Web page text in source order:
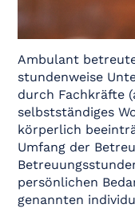
Ambulant
stundenweise
durch Fachkräfte
selbstständiges
körperlich
Umfang der
persönlichen
genannten